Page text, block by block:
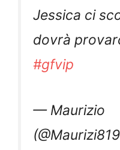
Jessica ci
dovrà
#gfvip
— Maurizio